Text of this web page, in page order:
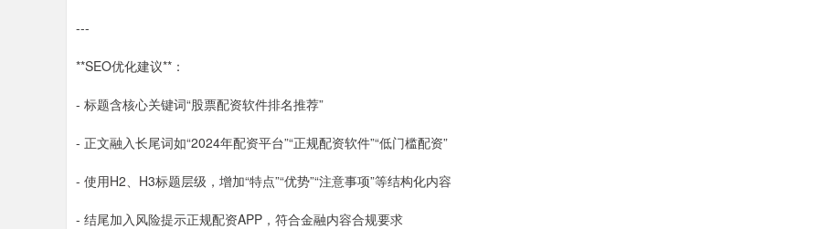
---
**SEO优化建议**：
- 标题含核心关键词“股票配资软件排名推荐”
- 正文融入长尾词如“2024年配资平台”“正规配资软件”“低门槛配资”
- 使用H2、H3标题层级，增加“特点”“优势”“注意事项”等结构化内容
- 结尾加入风险提示正规配资APP，符合金融内容合规要求